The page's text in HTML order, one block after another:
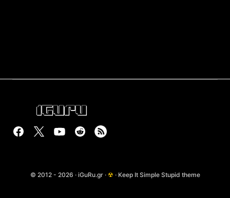
© 2012 - 2026 · iGuRu.gr · ☢ · Keep It Simple Stupid theme